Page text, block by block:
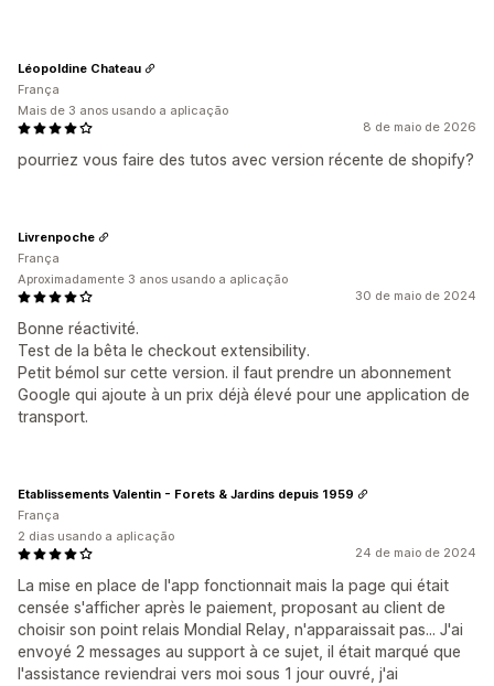
8 de maio de 2026
pourriez vous faire des tutos avec version récente de shopify?
Léopoldine Chateau
França
Mais de 3 anos usando a aplicação
30 de maio de 2024
Bonne réactivité.
Test de la bêta le checkout extensibility.
Petit bémol sur cette version. il faut prendre un abonnement
Google qui ajoute à un prix déjà élevé pour une application de
transport.
Livrenpoche
França
Aproximadamente 3 anos usando a aplicação
24 de maio de 2024
La mise en place de l'app fonctionnait mais la page qui était
censée s'afficher après le paiement, proposant au client de
choisir son point relais Mondial Relay, n'apparaissait pas... J'ai
envoyé 2 messages au support à ce sujet, il était marqué que
l'assistance reviendrai vers moi sous 1 jour ouvré, j'ai
Etablissements Valentin - Forets & Jardins depuis 1959
França
2 dias usando a aplicação